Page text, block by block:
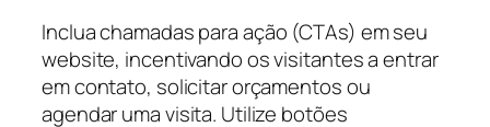
Inclua chamadas para ação (CTAs) em seu
website, incentivando os visitantes a entrar
em contato, solicitar orçamentos ou
agendar uma visita. Utilize botões